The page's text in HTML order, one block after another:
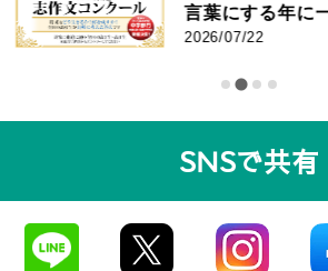
言葉にする年に
回 東進 志作文コ
2026/07/22
SNSで共有